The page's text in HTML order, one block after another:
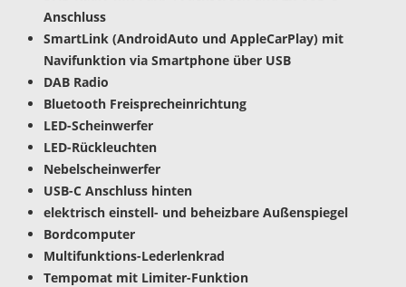
Anschluss
SmartLink (AndroidAuto und AppleCarPlay) mit
Navifunktion via Smartphone über USB
DAB Radio
Bluetooth Freisprecheinrichtung
LED-Scheinwerfer
LED-Rückleuchten
Nebelscheinwerfer
USB-C Anschluss hinten
elektrisch einstell- und beheizbare Außenspiegel
Bordcomputer
Multifunktions-Lederlenkrad
Tempomat mit Limiter-Funktion